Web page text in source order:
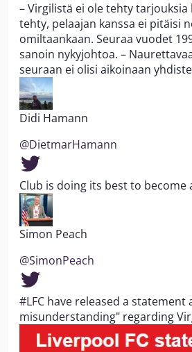
– Virgilistä ei ole tehty
tehty, pelaajan kanssa ei pitäisi
omiltaankaan. Seuraa vuodet
sanoin nykyjohtoa. –
seuraan ei olisi aikoinaan
Didi Hamann
@DietmarHamann
Club is doing its best to become
Simon Peach
@SimonPeach
#LFC have released a
misunderstanding" regarding